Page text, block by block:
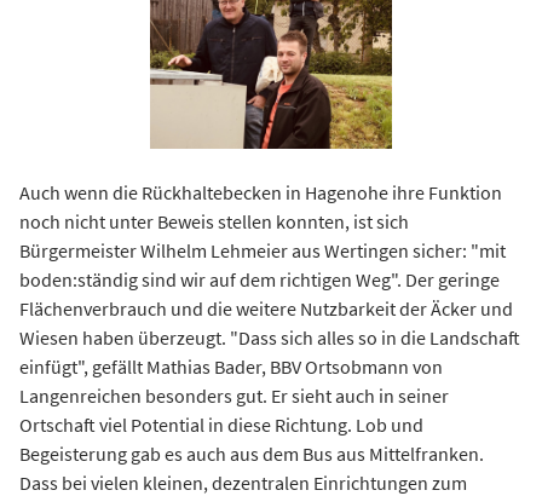
Auch wenn die Rückhaltebecken in Hagenohe ihre Funktion
noch nicht unter Beweis stellen konnten, ist sich
Bürgermeister Wilhelm Lehmeier aus Wertingen sicher: "mit
boden:ständig sind wir auf dem richtigen Weg". Der geringe
Flächenverbrauch und die weitere Nutzbarkeit der Äcker und
Wiesen haben überzeugt. "Dass sich alles so in die Landschaft
einfügt", gefällt Mathias Bader, BBV Ortsobmann von
Langenreichen besonders gut. Er sieht auch in seiner
Ortschaft viel Potential in diese Richtung. Lob und
Begeisterung gab es auch aus dem Bus aus Mittelfranken.
Dass bei vielen kleinen, dezentralen Einrichtungen zum